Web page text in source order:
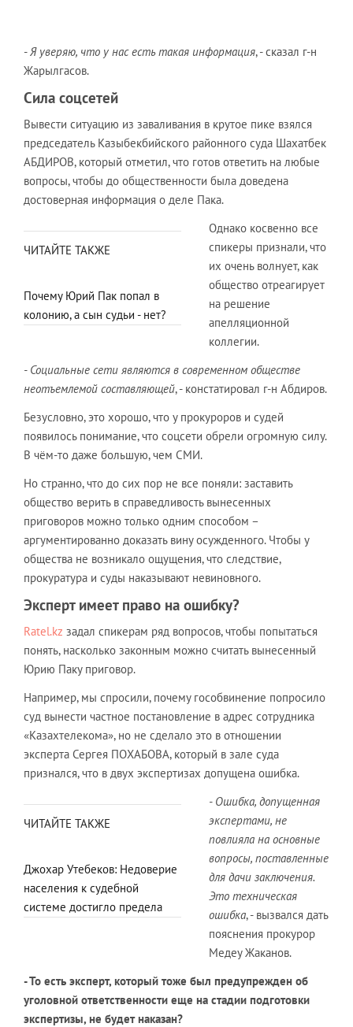
-Я уверяю, что у нас есть такая информация, - сказал г-н
Жарылгасов.
Сила соцсетей
Вывести ситуацию из заваливания в крутое пике взялся
председатель Казыбекбийского районного суда Шахатбек
АБДИРОВ, который отметил, что готов ответить на любые
вопросы, чтобы до общественности была доведена
достоверная информация о деле Пака.
ЧИТАЙТЕ ТАКЖЕ
Почему Юрий Пак попал в
колонию, а сын судьи - нет?
Однако косвенно все
спикеры признали, что
их очень волнует, как
общество отреагирует
на решение
апелляционной
коллегии.
- Социальные сети являются в современном обществе
неотъемлемой составляющей, - констатировал г-н Абдиров.
Безусловно, это хорошо, что у прокуроров и судей
появилось понимание, что соцсети обрели огромную силу.
В чём-то даже большую, чем СМИ.
Но странно, что до сих пор не все поняли: заставить
общество верить в справедливость вынесенных
приговоров можно только одним способом –
аргументированно доказать вину осужденного. Чтобы у
общества не возникало ощущения, что следствие,
прокуратура и суды наказывают невиновного.
Эксперт имеет право на ошибку?
Ratel.kz задал спикерам ряд вопросов, чтобы попытаться
понять, насколько законным можно считать вынесенный
Юрию Паку приговор.
Например, мы спросили, почему гособвинение попросило
суд вынести частное постановление в адрес сотрудника
«Казахтелекома», но не сделало это в отношении
эксперта Сергея ПОХАБОВА, который в зале суда
признался, что в двух экспертизах допущена ошибка.
ЧИТАЙТЕ ТАКЖЕ
Джохар Утебеков: Недоверие
населения к судебной
системе достигло предела
- Ошибка, допущенная
экспертами, не
повлияла на основные
вопросы, поставленные
для дачи заключения.
Это техническая
ошибка, - вызвался дать
пояснения прокурор
Медеу Жаканов.
- То есть эксперт, который тоже был предупрежден об
уголовной ответственности еще на стадии подготовки
экспертизы, не будет наказан?